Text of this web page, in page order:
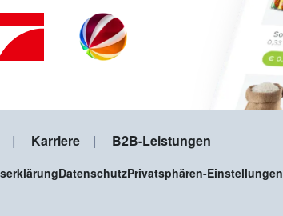
Karriere B2B-Leistungen
DatenschutzPrivatsphären-Einstellungen